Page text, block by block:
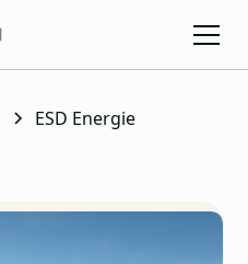
ESD Energie